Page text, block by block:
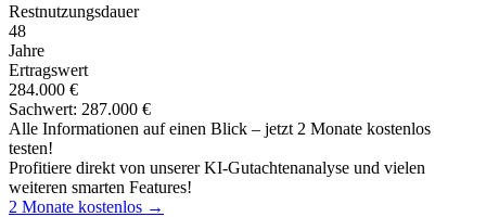
Restnutzungsdauer
48
Jahre
Ertragswert
284.000 €
Sachwert: 287.000 €
Alle Informationen auf einen Blick – jetzt 2 Monate kostenlos
testen!
Profitiere direkt von unserer KI-Gutachtenanalyse und vielen
weiteren smarten Features!
2 Monate kostenlos →